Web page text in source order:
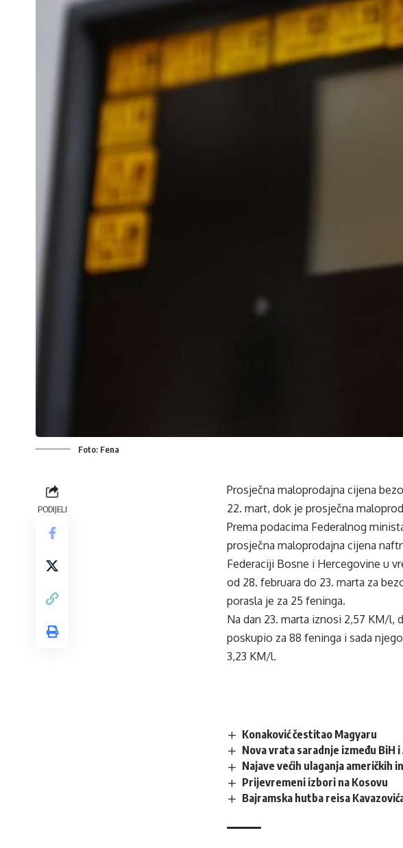
Foto: Fena
PODIJELI
Prosječna maloprodajna cijena
22. mart, dok je prosječna
Prema podacima Federalnog
prosječna maloprodajna cijena
Federaciji Bosne i Hercegovine u
od 28. februara do 23. marta za
porasla je za 25 feninga.
Na dan 23. marta iznosi 2,57 KM/l,
poskupio za 88 feninga i sada
3,23 KM/l.
Konaković čestitao Magyaru
Nova vrata saradnje između BiH
Najave većih ulaganja američkih
Prijevremeni izbori na Kosovu
Bajramska hutba reisa